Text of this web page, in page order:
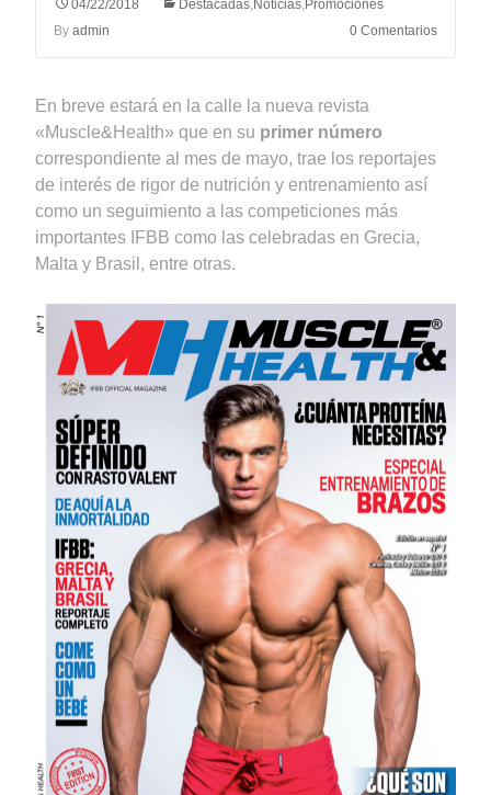
04/22/2018 Destacadas,Noticias,Promociones
By admin 0 Comentarios
En breve estará en la calle la nueva revista
«Muscle&Health» que en su primer número
correspondiente al mes de mayo, trae los reportajes
de interés de rigor de nutrición y entrenamiento así
como un seguimiento a las competiciones más
importantes IFBB como las celebradas en Grecia,
Malta y Brasil, entre otras.